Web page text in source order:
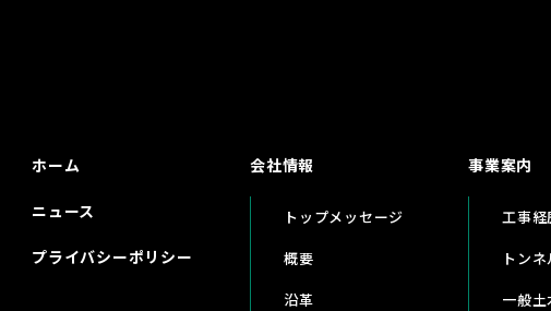
ホーム
ニュース
プライバシーポリシー
会社情報
トップメッセージ
概要
沿革
事業案内
工事経
トン
一般